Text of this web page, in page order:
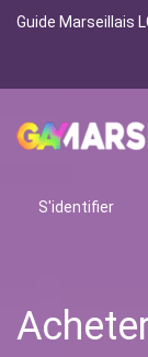
Guide Marseillais
S'identifier